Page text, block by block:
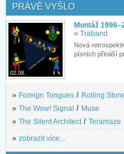
PRÁVĚ VYŠLO
02.08.
Montáž
» Traband
Nová
písních přináší
» Foreign Tongues / Rolling
» The Wow! Signal / Muse
» The Silent Architect/ Teramaze
» zobrazit více...